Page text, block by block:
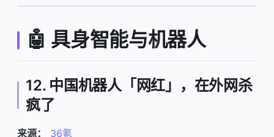
🤖 具身智能与机器人
12. 中国机器人「网红」，在外网杀
疯了
来源： 36氪